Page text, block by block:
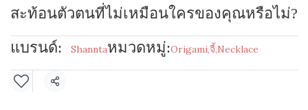
สะท้อนตัวตนที่ไม่เหมือนใครของคุณหรือไม่?
แบรนด์:
Shanntaหมวดหมู่:Origami,จี้,Necklace
แชร์